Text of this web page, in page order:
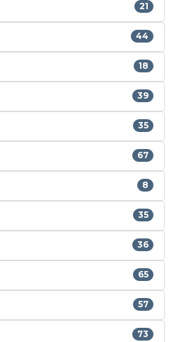
21
44
18
39
35
67
8
35
36
65
57
73